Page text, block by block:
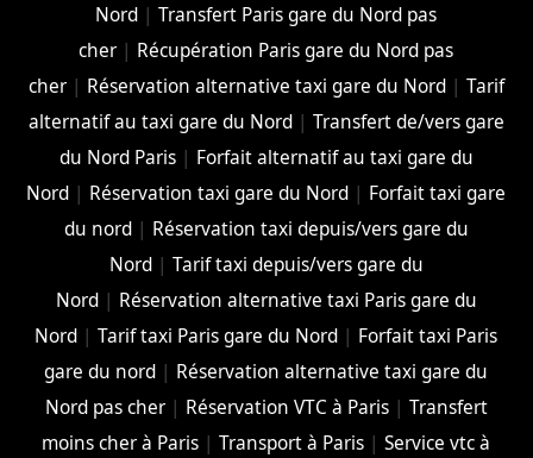
Nord |Transfert Paris gare du Nord pas
cher | Récupération Paris gare du Nord pas
cher| Réservation alternative taxi gare du Nord| Tarif
alternatif au taxi gare du Nord| Transfert de/vers gare
du Nord Paris| Forfait alternatif au taxi gare du
Nord | Réservation taxi gare du Nord | Forfait taxi gare
du nord| Réservation taxi depuis/vers gare du
Nord| Tarif taxi depuis/vers gare du
Nord| Réservation alternative taxi Paris gare du
Nord |Tarif taxi Paris gare du Nord | Forfait taxi Paris
gare du nord | Réservation alternative taxi gare du
Nord pas cher| Réservation VTC à Paris| Transfert
moins cher à Paris |Transport à Paris |Service vtc à